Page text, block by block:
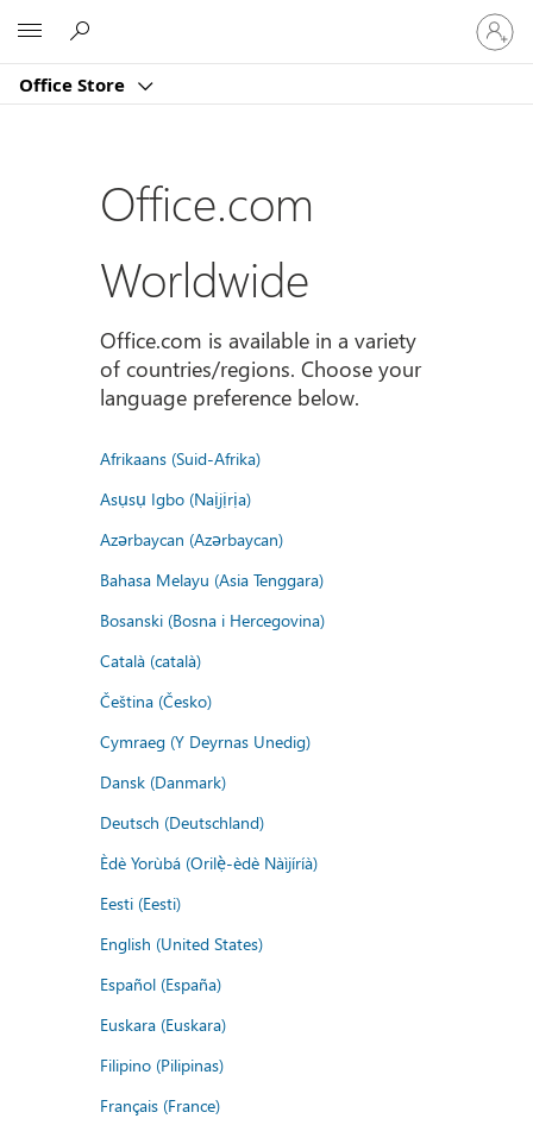
Office Store
Sign
in
to
account
Office.com
Worldwide
Office.com is available in a variety
of countries/regions. Choose your
language preference below.
Afrikaans (Suid-Afrika)
Asụsụ Igbo (Naịjịrịa)
Azərbaycan (Azərbaycan)
Bahasa Melayu (Asia Tenggara)
Bosanski (Bosna i Hercegovina)
Català (català)
Čeština (Česko)
Cymraeg (Y Deyrnas Unedig)
Dansk (Danmark)
Deutsch (Deutschland)
Èdè Yorùbá (Orilẹ̀-èdè Nàìjíríà)
Eesti (Eesti)
English (United States)
Español (España)
Euskara (Euskara)
Filipino (Pilipinas)
Français (France)